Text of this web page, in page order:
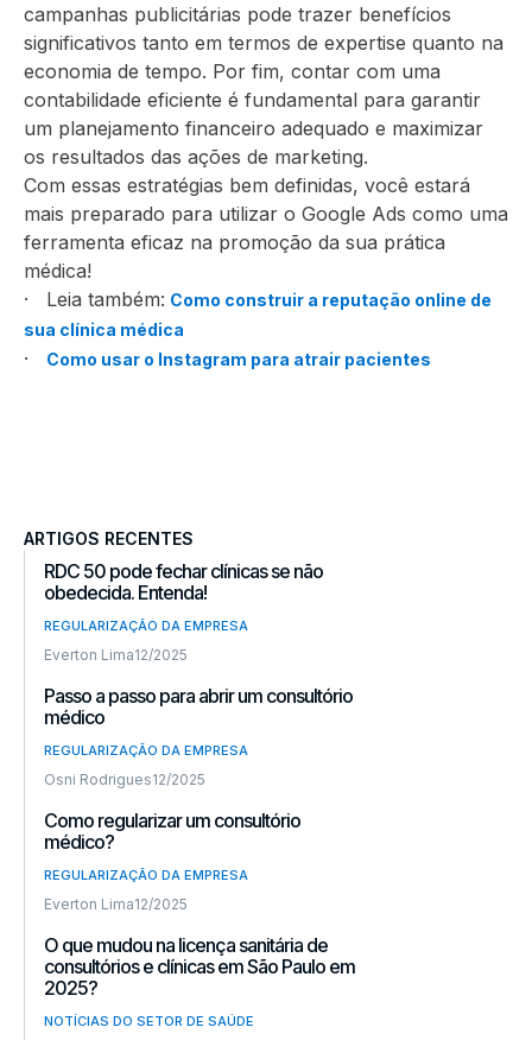
campanhas publicitárias pode trazer benefícios
significativos tanto em termos de expertise quanto na
economia de tempo. Por fim, contar com uma
contabilidade eficiente é fundamental para garantir
um planejamento financeiro adequado e maximizar
os resultados das ações de marketing.
Com essas estratégias bem definidas, você estará
mais preparado para utilizar o Google Ads como uma
ferramenta eficaz na promoção da sua prática
médica!
· Leia também: Como construir a reputação online de
sua clínica médica
· Como usar o Instagram para atrair pacientes
ARTIGOS RECENTES
RDC 50 pode fechar clínicas se não
obedecida. Entenda!
REGULARIZAÇÃO DA EMPRESA
Everton Lima12/2025
Passo a passo para abrir um consultório
médico
REGULARIZAÇÃO DA EMPRESA
Osni Rodrigues12/2025
Como regularizar um consultório
médico?
REGULARIZAÇÃO DA EMPRESA
Everton Lima12/2025
O que mudou na licença sanitária de
consultórios e clínicas em São Paulo em
2025?
NOTÍCIAS DO SETOR DE SAÚDE